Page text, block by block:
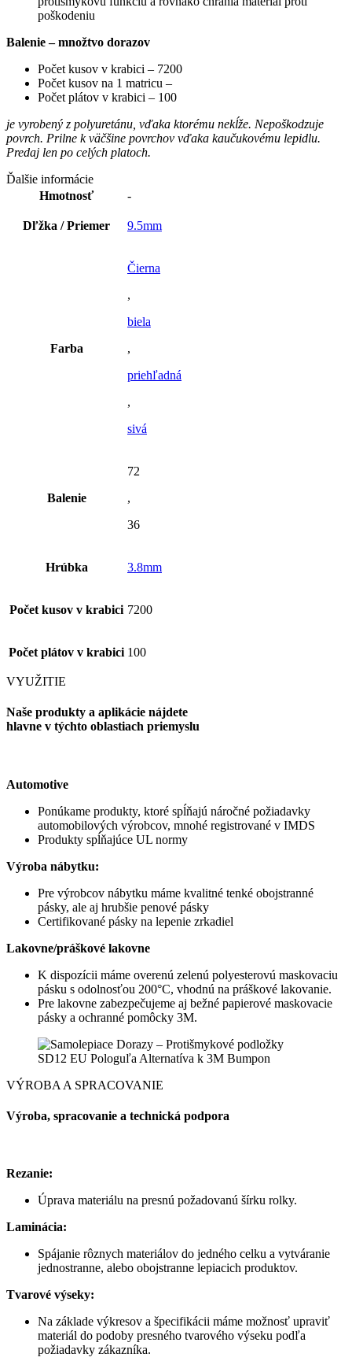
poškodeniu
Balenie – množtvo dorazov
Počet kusov v krabici – 7200
Počet kusov na 1 matricu –
Počet plátov v krabici – 100
je vyrobený z polyuretánu, vďaka ktorému nekĺže. Nepoškodzuje
povrch. Prilne k väčšine povrchov vďaka kaučukovému lepidlu.
Predaj len po celých platoch.
Ďalšie informácie
Hmotnosť
-
Dľžka / Priemer 9.5mm
Farba
Čierna
,
biela
,
priehľadná
,
sivá
Balenie
72
,
36
Hrúbka 3.8mm
Počet kusov v krabici 7200
Počet plátov v krabici 100
VYUŽITIE
Naše produkty a aplikácie nájdete
hlavne v týchto oblastiach priemyslu
Automotive
Ponúkame produkty, ktoré spĺňajú náročné požiadavky
automobilových výrobcov, mnohé registrované v IMDS
Produkty spĺňajúce UL normy
Výroba nábytku:
Pre výrobcov nábytku máme kvalitné tenké obojstranné
pásky, ale aj hrubšie penové pásky
Certifikované pásky na lepenie zrkadiel
Lakovne/práškové lakovne
K dispozícii máme overenú zelenú polyesterovú maskovaciu
pásku s odolnosťou 200°C, vhodnú na práškové lakovanie.
Pre lakovne zabezpečujeme aj bežné papierové maskovacie
pásky a ochranné pomôcky 3M.
VÝROBA A SPRACOVANIE
Výroba, spracovanie a technická podpora
Rezanie:
Úprava materiálu na presnú požadovanú šírku rolky.
Laminácia:
Spájanie rôznych materiálov do jedného celku a vytváranie
jednostranne, alebo obojstranne lepiacich produktov.
Tvarové výseky:
Na základe výkresov a špecifikácii máme možnosť upraviť
materiál do podoby presného tvarového výseku podľa
požiadavky zákazníka.